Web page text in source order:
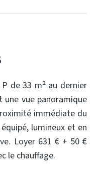
de 33 m² au dernier
une vue panoramique
immédiate du
lumineux et en
Loyer 631 € + 50 €
le chauffage.